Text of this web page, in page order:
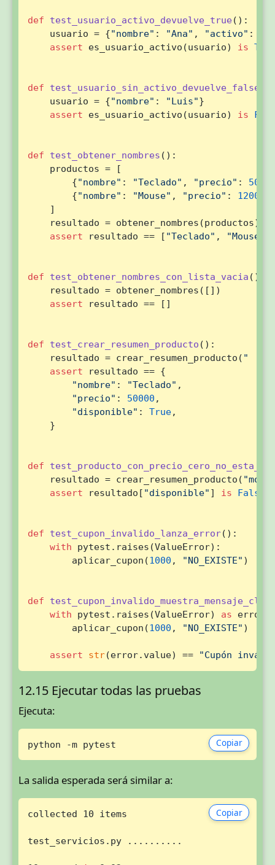
def test_usuario_activo_devuelve_true():
    usuario = {
"nombre" : "Ana" , "activo" :
assert es_usuario_activo(usuario) is
def test_usuario_sin_activo_devuelve_false
    usuario = {
"nombre" : "Luis"}
assert es_usuario_activo(usuario) is
def test_obtener_nombres ():
    productos = [
        {
"nombre" : "Teclado" , "precio" :
        {
"nombre" : "Mouse" , "precio" : 12000
    ]
    resultado = obtener_nombres(productos)
assert resultado == [ "Teclado" , "Mouse"
def test_obtener_nombres_con_lista_vacia ():
    resultado = obtener_nombres([])
assert resultado == []
def test_crear_resumen_producto ():
    resultado = crear_resumen_producto(
"
assert resultado == {
"nombre" : "Teclado" ,
"precio" : 50000 ,
"disponible" : True,
    }
def
    resultado = crear_resumen_producto(
assert resultado[ "disponible" ] is False
def test_cupon_invalido_lanza_error():
with pytest.raises(ValueError):
        aplicar_cupon(
1000 , "NO_EXISTE" )
def
with pytest.raises(ValueError) as error:
        aplicar_cupon(
1000 , "NO_EXISTE" )
assert str(error.value) == "Cupón
12.15 Ejecutar todas las pruebas
Ejecuta:
Copiar
python -m pytest
La salida esperada será similar a:
Copiar
collected 10 items
test_servicios.py ..........